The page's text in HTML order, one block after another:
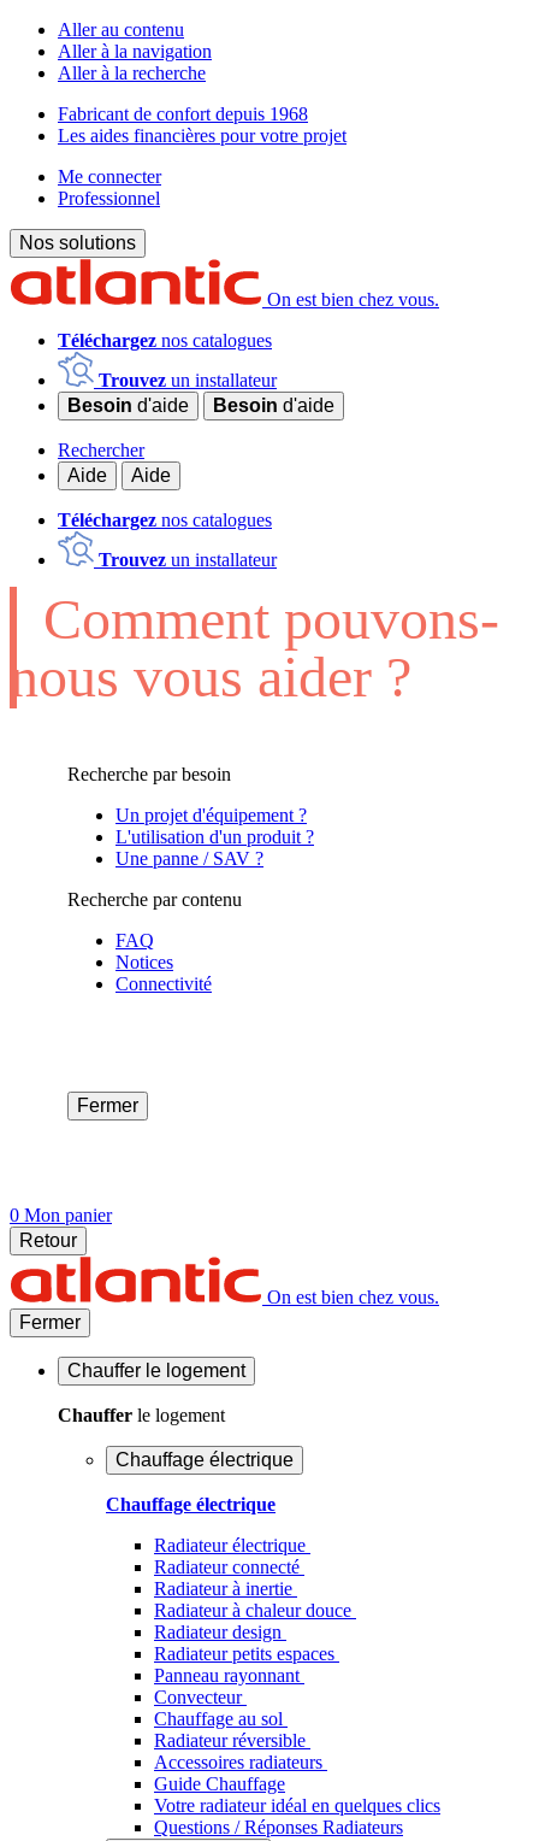
Aller au contenu
Aller à la navigation
Aller à la recherche
Fabricant de confort depuis 1968
Les aides financières pour votre projet
Me connecter
Professionnel
Nos solutions
On est bien chez vous.
Téléchargez nos catalogues
Trouvez un installateur
Besoin d'aide Besoin d'aide
Rechercher
Aide
Aide
Téléchargez nos catalogues
Trouvez un installateur
Comment pouvons-
nous vous aider ?
Recherche par besoin
Un projet d'équipement ?
L'utilisation d'un produit ?
Une panne / SAV ?
Recherche par contenu
FAQ
Notices
Connectivité
Fermer
0 Mon panier
Retour
On est bien chez vous.
Fermer
Chauffer le logement
Chauffer le logement
Chauffage électrique
Chauffage électrique
Radiateur électrique
Radiateur connecté
Radiateur à inertie
Radiateur à chaleur douce
Radiateur design
Radiateur petits espaces
Panneau rayonnant
Convecteur
Chauffage au sol
Radiateur réversible
Accessoires radiateurs
Guide Chauffage
Votre radiateur idéal en quelques clics
Questions / Réponses Radiateurs